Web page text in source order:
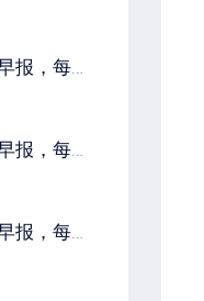
05月08日新闻早报，每天60秒读懂全世界！
04月29日新闻早报，每天60秒读懂全世界！
04月25日新闻早报，每天60秒读懂全世界！